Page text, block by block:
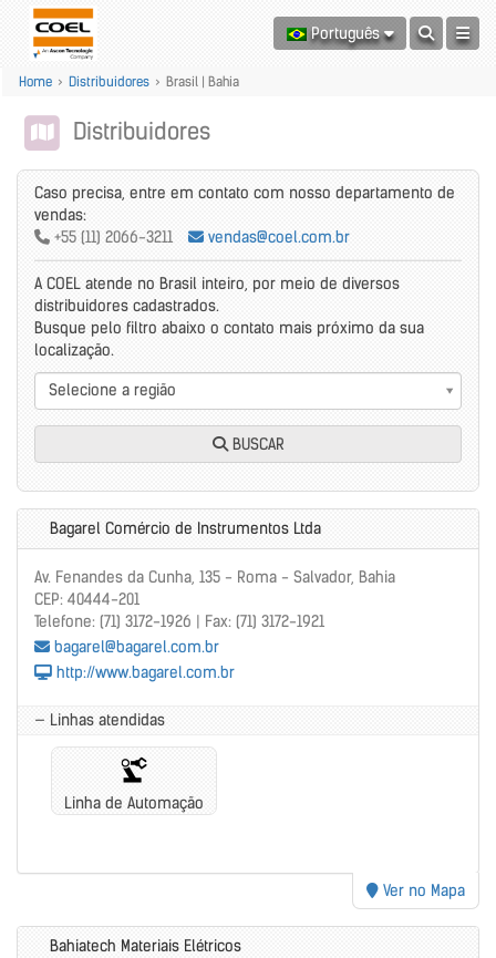
Português
Home > Distribuidores > Brasil | Bahia
Distribuidores
Caso precisa, entre em contato com nosso departamento de
vendas:
+55 (11) 2066-3211
vendas@coel.com.br
A COEL atende no Brasil inteiro, por meio de diversos
distribuidores cadastrados.
Busque pelo filtro abaixo o contato mais próximo da sua
localização.
Selecione a região
BUSCAR
Bagarel Comércio de Instrumentos Ltda
Av. Fenandes da Cunha, 135 - Roma - Salvador, Bahia
CEP: 40444-201
Telefone: (71) 3172-1926 | Fax: (71) 3172-1921
bagarel@bagarel.com.br
http://www.bagarel.com.br
— Linhas atendidas
Linha de Automação
Ver no Mapa
Bahiatech Materiais Elétricos